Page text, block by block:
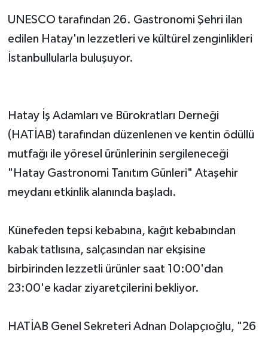
UNESCO tarafından 26. Gastronomi Şehri ilan
edilen Hatay'ın lezzetleri ve kültürel zenginlikleri
İstanbullularla buluşuyor.
Hatay İş Adamları ve Bürokratları Derneği
(HATİAB) tarafından düzenlenen ve kentin ödüllü
mutfağı ile yöresel ürünlerinin sergileneceği
"Hatay Gastronomi Tanıtım Günleri" Ataşehir
meydanı etkinlik alanında başladı.
Künefeden tepsi kebabına, kağıt kebabından
kabak tatlısına, salçasından nar ekşisine
birbirinden lezzetli ürünler saat 10:00'dan
23:00'e kadar ziyaretçilerini bekliyor.
HATİAB Genel Sekreteri Adnan Dolapçıoğlu, "26